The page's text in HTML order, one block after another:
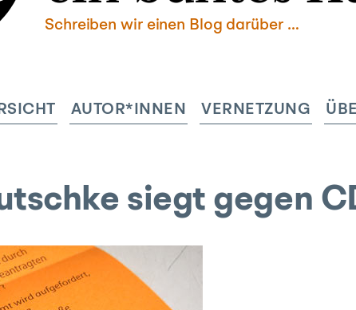
Schreiben wir einen Blog darüber …
AUTOR*INNEN VERNETZUNG
siegt gegen